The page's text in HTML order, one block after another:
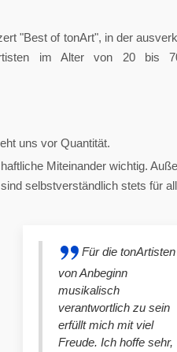
"Best of tonArt", in der
im Alter von 20 bis
uns vor Quantität.
Miteinander wichtig.
selbstverständlich stets für
Für die tonArtisten
von Anbeginn
musikalisch
verantwortlich zu sein
erfüllt mich mit viel
Freude. Ich hoffe sehr,